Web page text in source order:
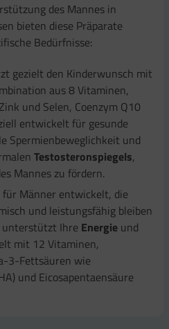
des Mannes in
bieten diese Präparate
Bedürfnisse:
gezielt den Kinderwunsch mit
aus 8 Vitaminen,
und Selen, Coenzym Q10
entwickelt für gesunde
Spermienbeweglichkeit und
Testosteronspiegels,
Mannes zu fördern.
für Männer entwickelt, die
und leistungsfähig bleiben
unterstützt Ihre Energie und
mit 12 Vitaminen,
3-Fettsäuren wie
und Eicosapentaensäure